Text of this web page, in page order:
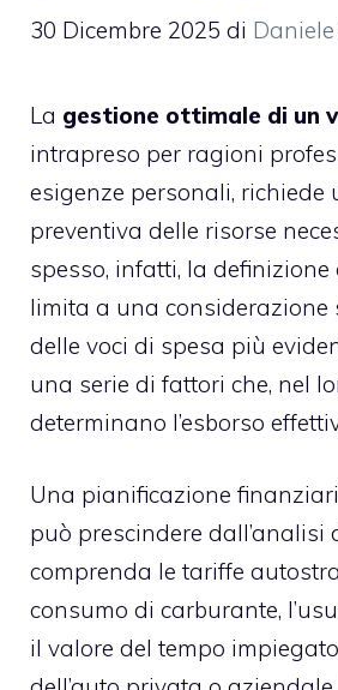
30 Dicembre 2025 di
La gestione ottimale di un
intrapreso per ragioni
esigenze personali, richiede
preventiva delle risorse
spesso, infatti, la definizione
limita a una considerazione
delle voci di spesa più
una serie di fattori che, nel
determinano l’esborso
Una pianificazione
può prescindere dall’analisi
comprenda le tariffe
consumo di carburante,
il valore del tempo